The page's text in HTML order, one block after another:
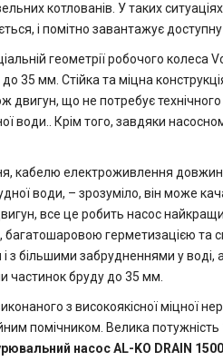
котлованів. У таких
і помітно завантажує
геометрії робочого колеса
35 мм. Стійка та міцна
двигун, що не потребує
води.. Крім того, завдяки
кабелю електроживлення
води, – зрозуміло, він може
все це робить насос
багатошаровою герметизацією
з більшими забрудненнями у
частинок бруду до 35 мм.
з високоякісної міцної
помічником. Велика
насос AL-KO DRAIN